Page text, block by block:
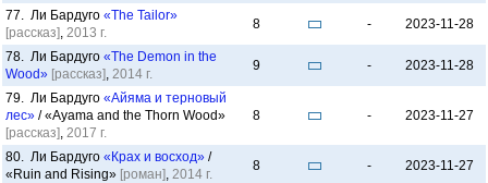
77. Ли Бардуго «The Tailor»
[рассказ], 2013 г.
8 - 2023-11-28
78. Ли Бардуго «The Demon in the
Wood» [рассказ], 2014 г.
9 - 2023-11-28
79. Ли Бардуго «Айяма и терновый
лес» / «Ayama and the Thorn Wood»
[рассказ], 2017 г.
8 - 2023-11-27
80. Ли Бардуго «Крах и восход» /
«Ruin and Rising» [роман], 2014 г.
8 - 2023-11-27